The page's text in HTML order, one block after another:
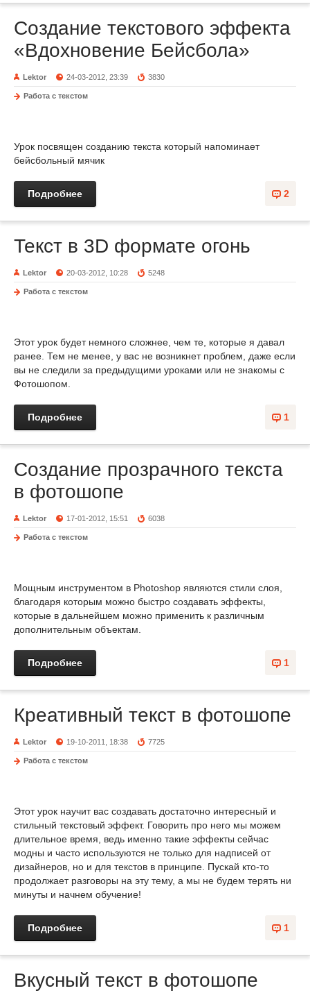
Создание текстового эффекта
«Вдохновение Бейсбола»
Lektor 24-03-2012, 23:39 3830
Работа с текстом
Урок посвящен созданию текста который напоминает
бейсбольный мячик
2
Подробнее
Текст в 3D формате огонь
Lektor 20-03-2012, 10:28 5248
Работа с текстом
Этот урок будет немного сложнее, чем те, которые я давал
ранее. Тем не менее, у вас не возникнет проблем, даже если
вы не следили за предыдущими уроками или не знакомы с
Фотошопом.
1
Подробнее
Создание прозрачного текста
в фотошопе
Lektor 17-01-2012, 15:51 6038
Работа с текстом
Мощным инструментом в Photoshop являются стили слоя,
благодаря которым можно быстро создавать эффекты,
которые в дальнейшем можно применить к различным
дополнительным объектам.
1
Подробнее
Креативный текст в фотошопе
Lektor 19-10-2011, 18:38 7725
Работа с текстом
Этот урок научит вас создавать достаточно интересный и
стильный текстовый эффект. Говорить про него мы можем
длительное время, ведь именно такие эффекты сейчас
модны и часто используются не только для надписей от
дизайнеров, но и для текстов в принципе. Пускай кто-то
продолжает разговоры на эту тему, а мы не будем терять ни
минуты и начнем обучение!
1
Подробнее
Вкусный текст в фотошопе